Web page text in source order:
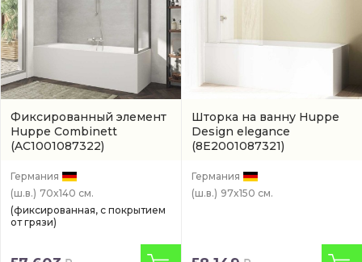
Фиксированный элемент
Huppe Combinett
(AC1001087322)
Германия
(ш.в.) 70x140 см.
(фиксированная, с покрытием
от грязи)
Шторка на ванну Huppe
Design elegance
(8E2001087321)
Германия
(ш.в.) 97x150 см.